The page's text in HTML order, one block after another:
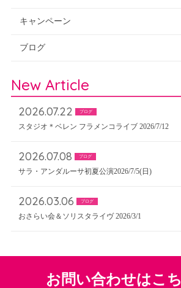
キャンペーン
ブログ
New Article
2026.07.22 ブログ
スタジオ＊ベレン フラメンコライブ 2026/7/12
2026.07.08 ブログ
サラ・アンダルーサ初夏公演2026/7/5(日)
2026.03.06 ブログ
おさらい会＆ソリスタライヴ 2026/3/1
お問い合わせはこ